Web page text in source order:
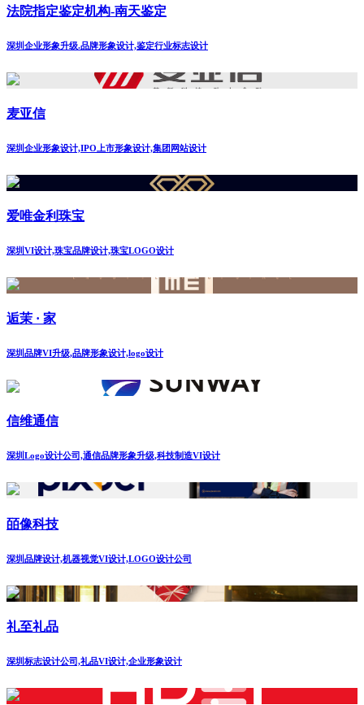
法院指定鉴定机构-南天鉴定
深圳企业形象升级.品牌形象设计,鉴定行业标志设计
麦亚信
深圳企业形象设计,IPO上市形象设计,集团网站设计
爱唯金利珠宝
深圳VI设计,珠宝品牌设计,珠宝LOGO设计
逅茉 · 家
深圳品牌VI升级,品牌形象设计,logo设计
信维通信
深圳Logo设计公司,通信品牌形象升级,科技制造VI设计
皕像科技
深圳品牌设计,机器视觉VI设计,LOGO设计公司
礼至礼品
深圳标志设计公司,礼品VI设计,企业形象设计